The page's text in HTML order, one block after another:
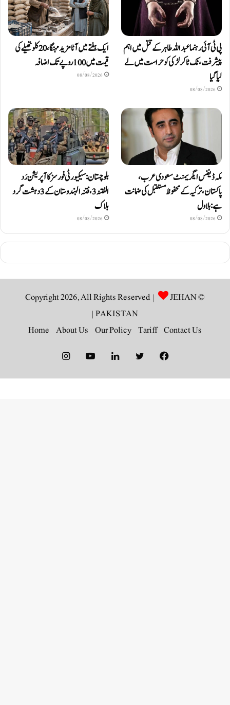
پی ٹی آئی رہنما عبداللہ طاہر کے قتل میں اہم
پیشرفت، ٹک ٹاکر لڑکی کو حراست میں لے
لیا گیا
08/08/2026
ایک ہفتے میں آٹا مزید مہنگا، 20 کلو تھیلے کی
قیمت میں 100 روپے تک اضافہ
08/08/2026
مکہ ڈیفنس ایگریمنٹ سعودی عرب،
پاکستان، ترکیہ کے محفوظ مستقبل کی ضمانت
ہے: بلاول
08/08/2026
بلوچستان: سیکیورٹی فورسز کا آپریشن رَد
الفتنہ 3، فتنہ الہندوستان کے 3 دہشت گرد
ہلاک
08/08/2026
© Copyright 2026, All Rights Reserved |
JEHAN
PAKISTAN
|
Contact Us
Tariff
Our Policy
About Us
Home
Facebook
Twitter
LinkedIn
YouTube
Instagram